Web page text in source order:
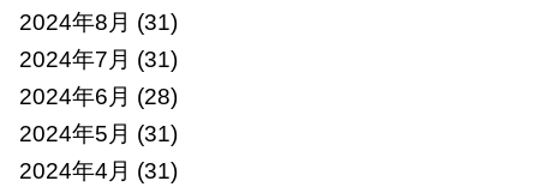
2024年8月 (31)
2024年7月 (31)
2024年6月 (28)
2024年5月 (31)
2024年4月 (31)